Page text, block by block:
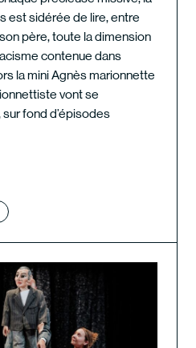
est sidérée de lire, entre
père, toute la dimension
contenue dans
la mini Agnès marionnette
vont se
sur fond d’épisodes